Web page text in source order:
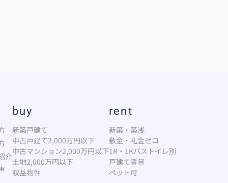
介
buy
新築戸建て
中古戸建て2,000万円以下
中古マンション2,000万円以下
土地2,000万円以下
収益物件
rent
新築・築浅
敷金・礼金ゼロ
1R・1Kバストイレ別
戸建て賃貸
ペット可